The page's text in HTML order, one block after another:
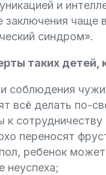
и
заключения
синдром».
таких детей,
соблюдения
всё делать по-
к
переносят
ребенок
неуспеха;